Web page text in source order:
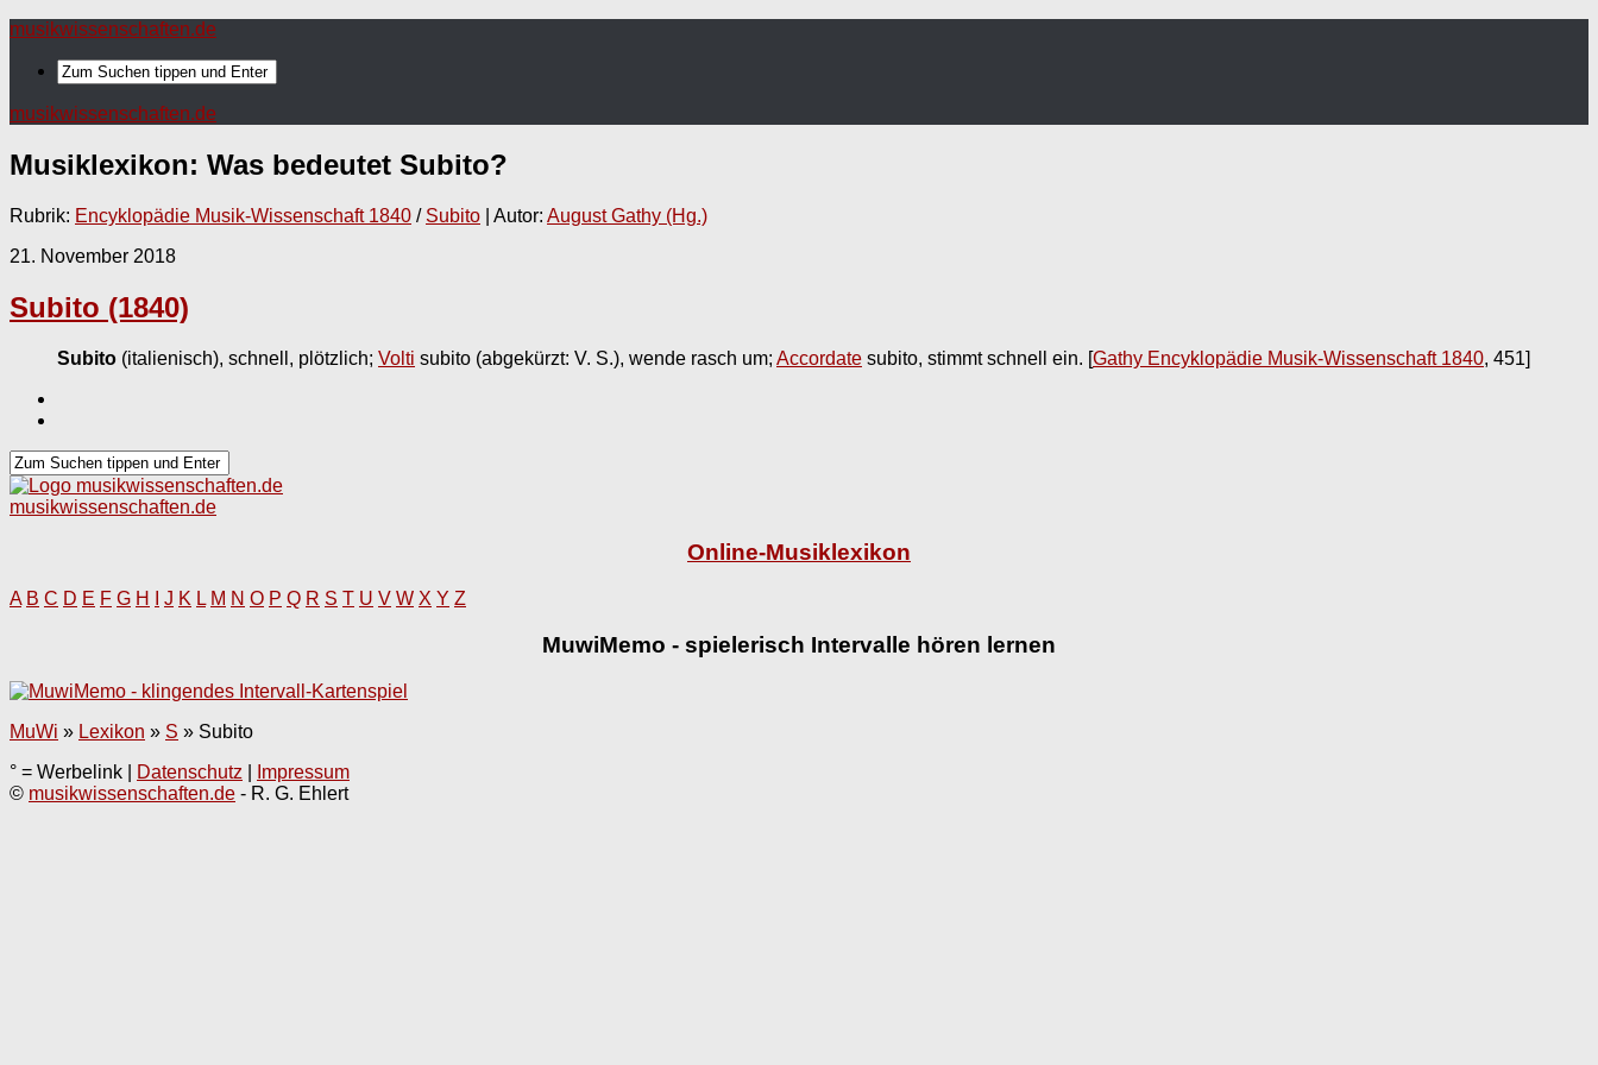
musikwissenschaften.de
musikwissenschaften.de
Musiklexikon: Was bedeutet Subito?
Rubrik: Encyklopädie Musik-Wissenschaft 1840 / Subito | Autor: August Gathy (Hg.)
21. November 2018
Subito (1840)
Subito (italienisch), schnell, plötzlich; Volti subito (abgekürzt: V. S.), wende rasch um; Accordate subito, stimmt schnell ein. [Gathy Encyklopädie Musik-Wissenschaft 1840, 451]
musikwissenschaften.de
Online-Musiklexikon
A B C D E F G H J K L M N O P Q R S T U V W X Y Z
MuwiMemo - spielerisch Intervalle hören lernen
MuWi » Lexikon » S » Subito
° = Werbelink |
Datenschutz
Impressum
© musikwissenschaften.de - R. G. Ehlert